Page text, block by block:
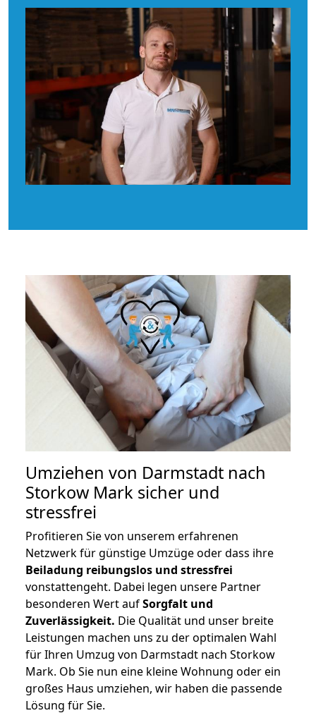
Umziehen von Darmstadt nach
Storkow Mark sicher und
stressfrei
Profitieren Sie von unserem erfahrenen
Netzwerk für günstige Umzüge oder dass ihre
Beiladung reibungslos und stressfrei
vonstattengeht. Dabei legen unsere Partner
besonderen Wert aufSorgfalt und
Zuverlässigkeit. Die Qualität und unser breite
Leistungen machen uns zu der optimalen Wahl
für Ihren Umzug von Darmstadt nach Storkow
Mark. Ob Sie nun eine kleine Wohnung oder ein
großes Haus umziehen, wir haben die passende
Lösung für Sie.